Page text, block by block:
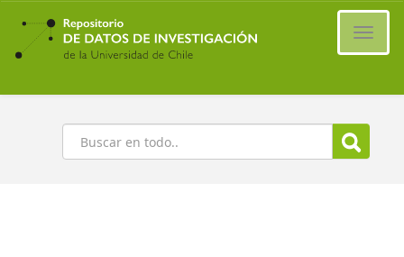
Ir
contenido
principal
Buscar